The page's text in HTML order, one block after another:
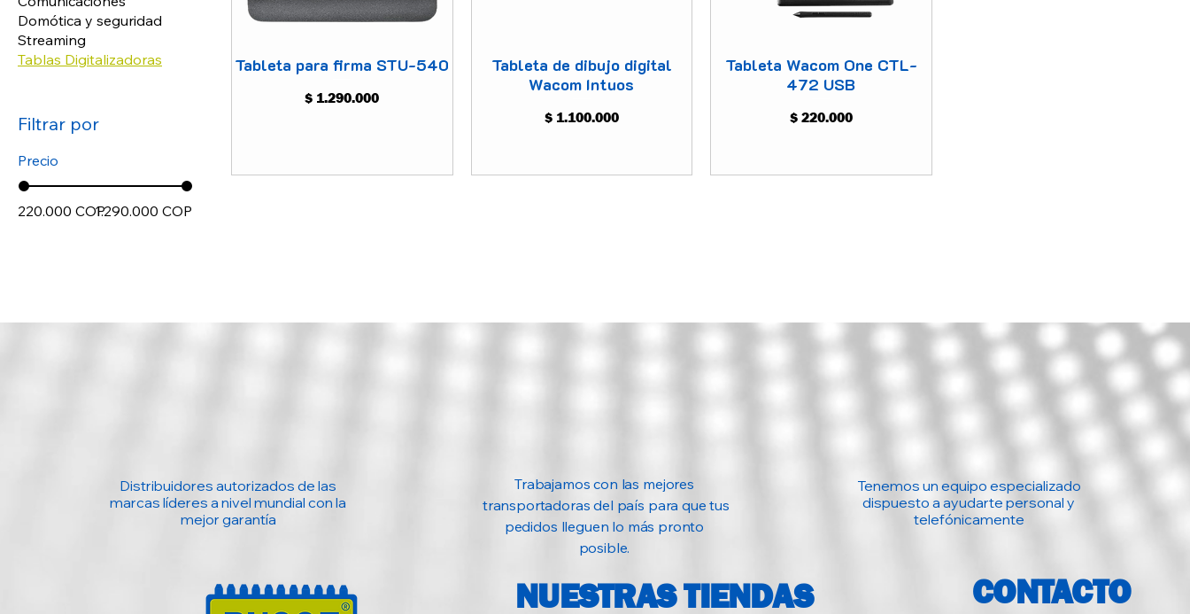
Domótica y seguridad
Streaming
Tablas Digitalizadoras
Filtrar por
Precio
220.000 COP1.290.000 COP
Tableta para firma STU-540
Precio
$ 1.290.000
Tableta de dibujo digital
Wacom Intuos
Precio
$ 1.100.000
Tableta Wacom One CTL-
472 USB
Precio
$ 220.000
NUESTRAS TIENDAS CONTACTO
Distribuidores autorizados de las
marcas líderes a nivel mundial con la
mejor garantía
Trabajamos con las mejores
transportadoras del país para que tus
pedidos lleguen lo más pronto
posible.
Tenemos un equipo especializado
dispuesto a ayudarte personal y
telefónicamente